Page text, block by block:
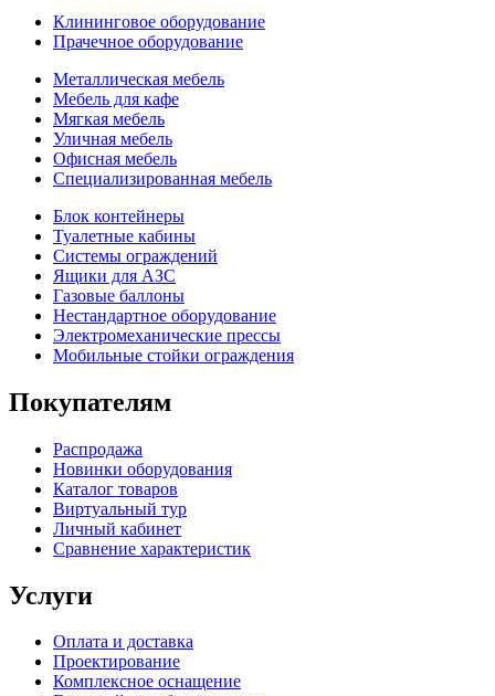
Клининговое оборудование
Прачечное оборудование
Металлическая мебель
Мебель для кафе
Мягкая мебель
Уличная мебель
Офисная мебель
Специализированная мебель
Блок контейнеры
Туалетные кабины
Системы ограждений
Ящики для АЗС
Газовые баллоны
Нестандартное оборудование
Электромеханические прессы
Мобильные стойки ограждения
Покупателям
Распродажа
Новинки оборудования
Каталог товаров
Виртуальный тур
Личный кабинет
Сравнение характеристик
Услуги
Оплата и доставка
Проектирование
Комплексное оснащение